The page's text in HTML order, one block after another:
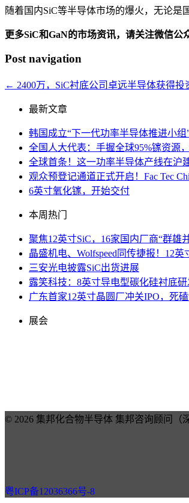
随着国内SiC等半导体市场的爆火，无论是
更多SiC和GaN的市场资讯，请关注微信公
Post navigation
← 2400万，SiC衬底公司卓远半导体获得投
最新文章
韩国成立“下一代功率半导体推进小组
全国人大代表：手握全球95%镓资源
全球首条！这一功率半导体产线在沪
观众预登记通道正式开启！Fac Tec
6英寸氧化镓，开始交付
本周热门
聚焦12英寸SiC，16家国内厂商“群雄
晶盛机电、Wolfspeed同传捷报！12
三安光电披露SiC出货进展
露笑科技：8英寸导电型碳化硅衬底
广东首家12英寸晶圆厂冲关IPO，死
展会
© 2026 集邦化合物半导体 集邦咨询顾问（
粤ICP备12036366号-8